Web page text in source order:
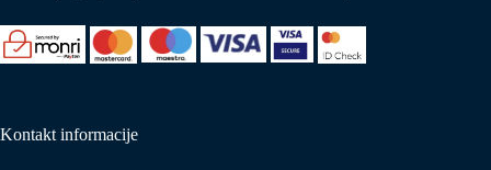
Kontakt informacije